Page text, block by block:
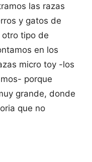
las razas
y gatos de
tipo de
en los
micro toy -los
porque
grande, donde
que no